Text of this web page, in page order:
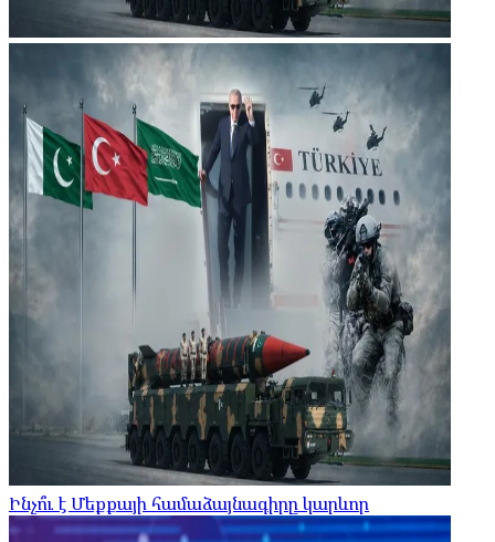
Ինչո՞ւ է Մեքքայի համաձայնագիրը կարևոր